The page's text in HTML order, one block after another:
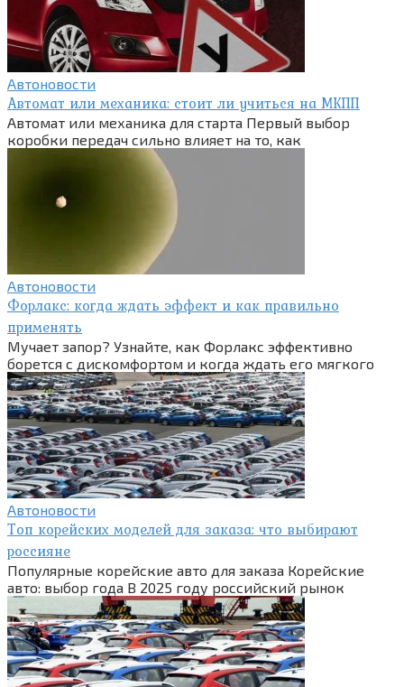
Автоновости
Автомат или механика: стоит ли учиться на МКПП
Автомат или механика для старта Первый выбор
коробки передач сильно влияет на то, как
Автоновости
Форлакс: когда ждать эффект и как правильно
применять
Мучает запор? Узнайте, как Форлакс эффективно
борется с дискомфортом и когда ждать его мягкого
Автоновости
Топ корейских моделей для заказа: что выбирают
россияне
Популярные корейские авто для заказа Корейские
авто: выбор года В 2025 году российский рынок